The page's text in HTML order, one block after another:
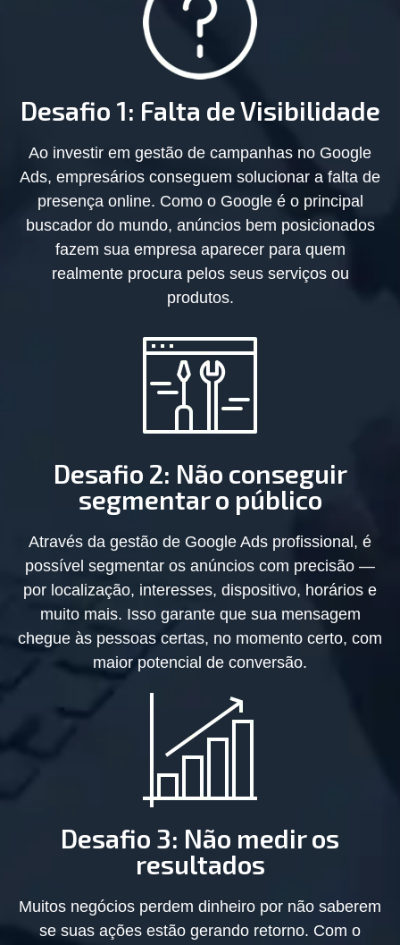
Desafio 1: Falta de Visibilidade
Ao investir em gestão de campanhas no Google
Ads, empresários conseguem solucionar a falta de
presença online. Como o Google é o principal
buscador do mundo, anúncios bem posicionados
fazem sua empresa aparecer para quem
realmente procura pelos seus serviços ou
produtos.
Desafio 2: Não conseguir
segmentar o público
Através da gestão de Google Ads profissional, é
possível segmentar os anúncios com precisão —
por localização, interesses, dispositivo, horários e
muito mais. Isso garante que sua mensagem
chegue às pessoas certas, no momento certo, com
maior potencial de conversão.
Desafio 3: Não medir os
resultados
Muitos negócios perdem dinheiro por não saberem
se suas ações estão gerando retorno. Com o